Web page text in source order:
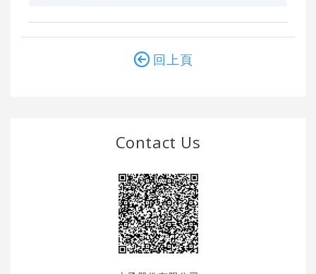
回上頁
Contact Us